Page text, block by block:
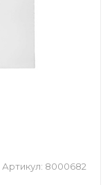
Артикул: 8000682